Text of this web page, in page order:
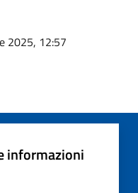
2025, 12:57
informazioni